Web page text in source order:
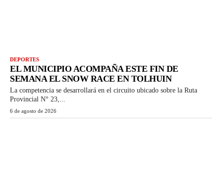
DEPORTES
EL MUNICIPIO ACOMPAÑA ESTE FIN DE
SEMANA EL SNOW RACE EN TOLHUIN
La competencia se desarrollará en el circuito ubicado sobre la Ruta
Provincial N° 23,...
6 de agosto de 2026